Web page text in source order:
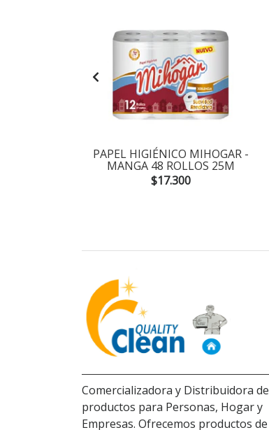
PAPEL HIGIÉNICO MIHOGAR -
MANGA 48 ROLLOS 25M
$17.300
Comercializadora y Distribuidora de
productos para Personas, Hogar y
Empresas. Ofrecemos productos de